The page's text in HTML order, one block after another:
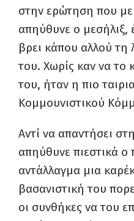
στην ερώτηση που με
απηύθυνε ο μεσήλιξ,
βρει κάπου αλλού
του. Χωρίς καν να το
του, ήταν η πιο
Κομμουνιστικού
Αντί να απαντήσει
απηύθυνε πιεστικά ο
αντάλλαγμα μια
βασανιστική του
οι συνθήκες να του